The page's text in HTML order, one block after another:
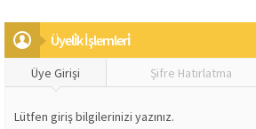
Üyeli̇k İşlemleri̇
Üye Girişi Şifre Hatırlatma
Lütfen giriş bilgilerinizi yazınız.